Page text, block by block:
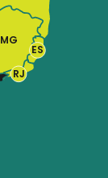
MG
RJ
ES